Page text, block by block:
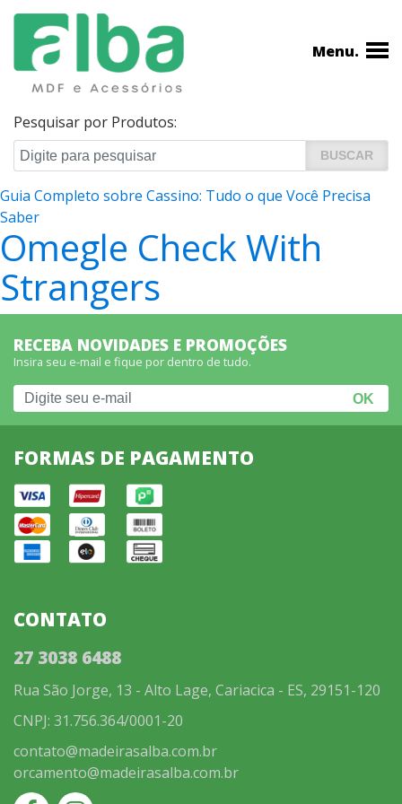
Pesquisar por Produtos:
Menu.
Navegação
de
Post
Guia Completo sobre Cassino: Tudo o que Você Precisa
Saber
Omegle Check With
Strangers
RECEBA NOVIDADES E PROMOÇÕES
Insira seu e-mail e fique por dentro de tudo.
FORMAS DE PAGAMENTO
CONTATO
27 3038 6488
Rua São Jorge, 13 - Alto Lage, Cariacica - ES, 29151-120
CNPJ: 31.756.364/0001-20
contato@madeirasalba.com.br
orcamento@madeirasalba.com.br